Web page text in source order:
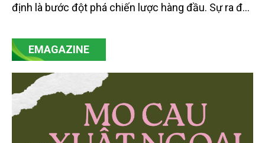
định là bước đột phá chiến lược hàng đầu. Sự ra đời
mạnh mẽ, thúc đẩy quá trình cải cách toàn diện,
minh bạch hóa chuỗi cung ứng và nâng cao hiệu
then chốt là nông nghiệp và môi trường.
EMAGAZINE